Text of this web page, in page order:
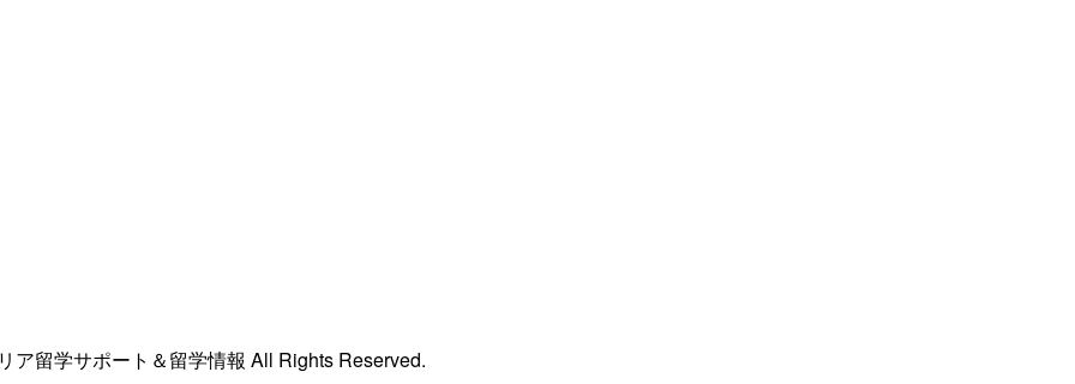
ア留学サポート＆留学情報 All Rights Reserved.